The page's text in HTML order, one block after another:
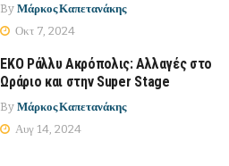
By Μάρκος Καπετανάκης
Οκτ 7, 2024
ΕΚΟ Ράλλυ Ακρόπολις: Αλλαγές στο
Ωράριο και στην Super Stage
By Μάρκος Καπετανάκης
Αυγ 14, 2024